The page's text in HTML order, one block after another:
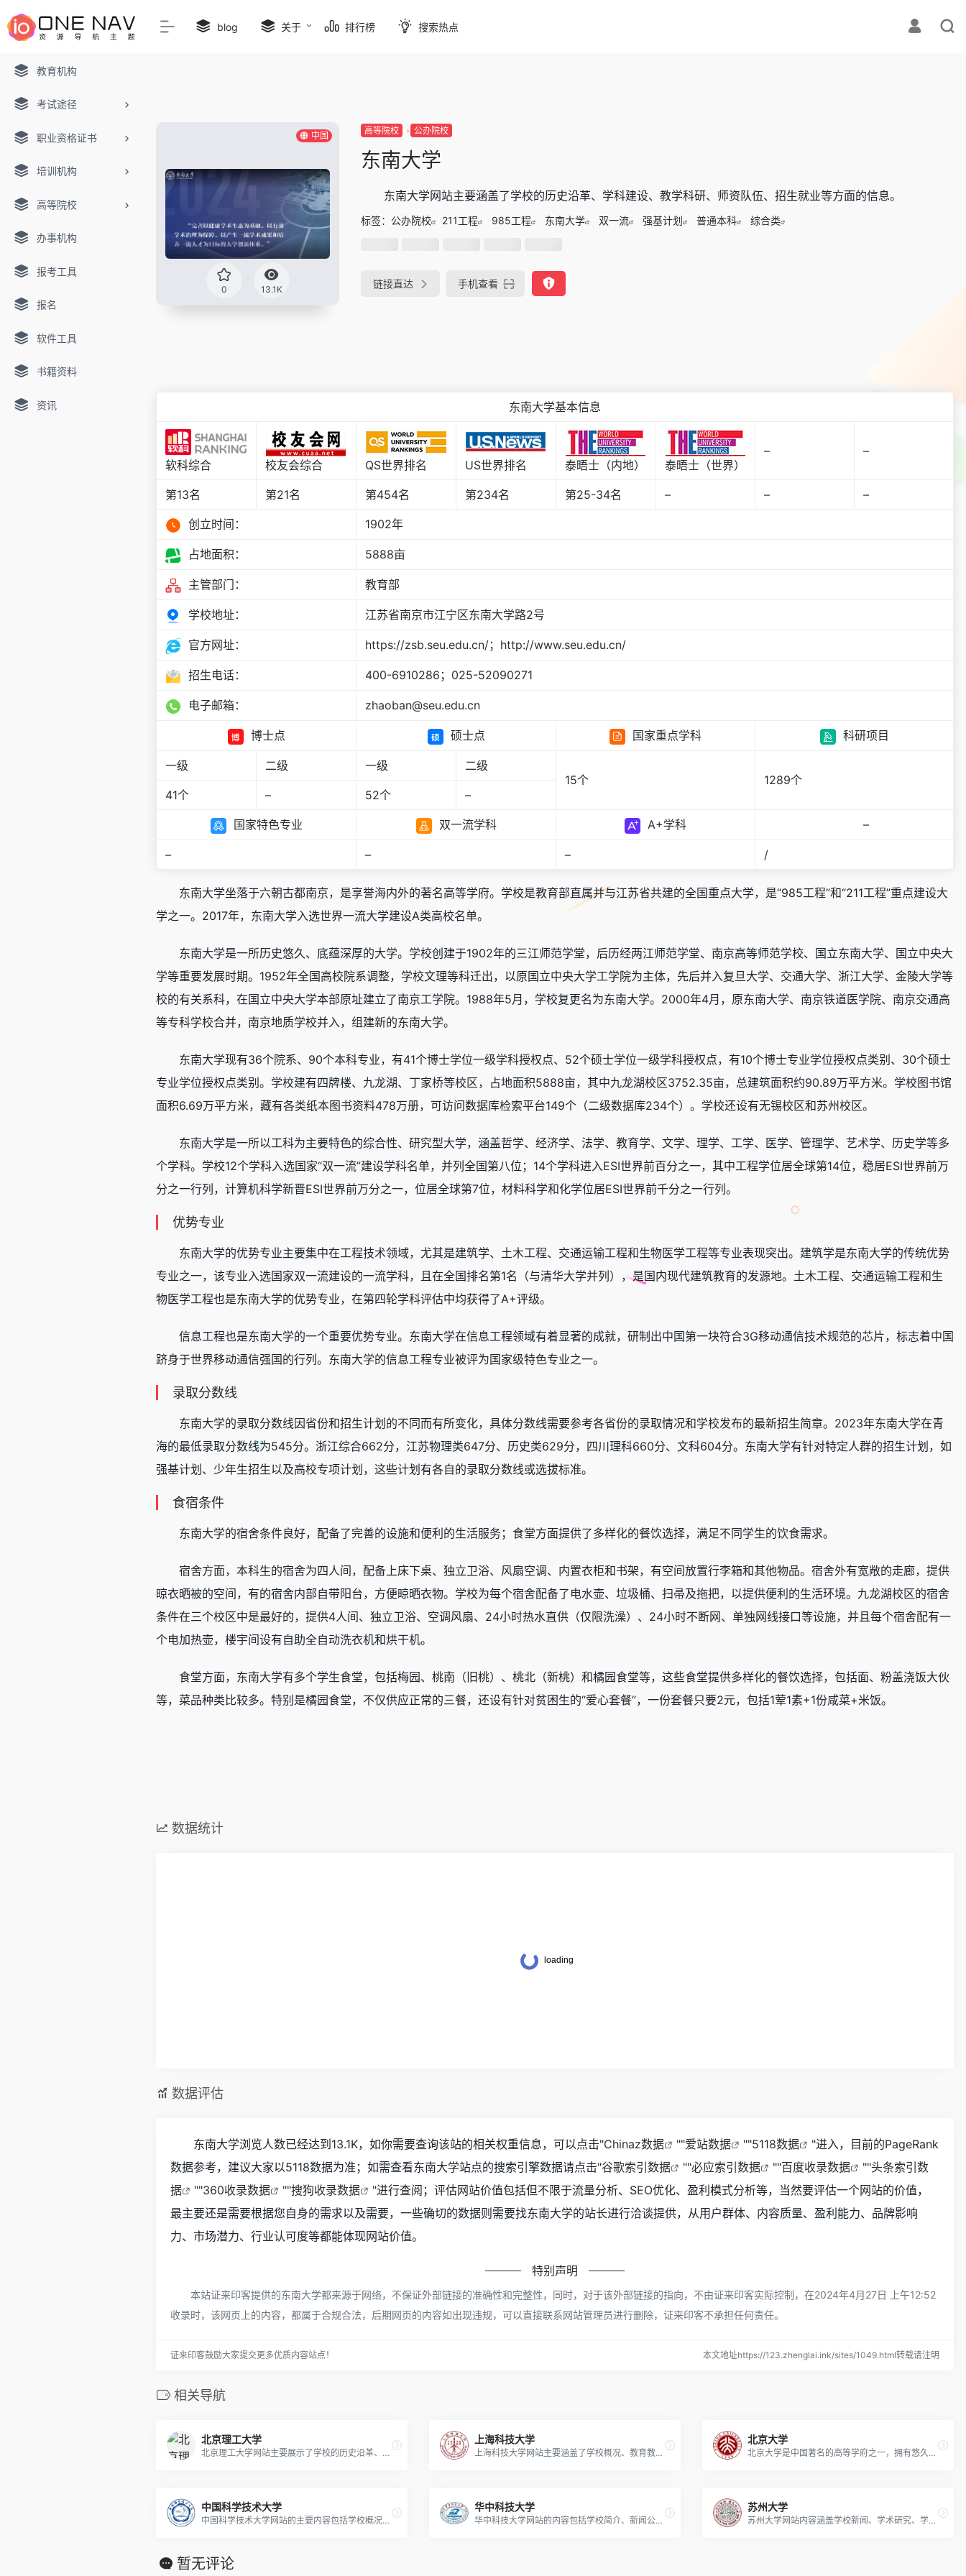
教育机构
考试途径
职业资格证书
培训机构
高等院校
办事机构
报考工具
报名
软件工具
书籍资料
资讯
blog 关于 排行榜 搜索热点
中国
0 13.1K
高等院校 公办院校
东南大学
东南大学网站主要涵盖了学校的历史沿革、学科建设、教学科研、师资队伍、招生就业等方面的信息。
标签： 公办院校 211工程 985工程 东南大学 双一流 强基计划 普通本科 综合类
链接直达 手机查看
东南大学基本信息
软科综合 校友会综合 QS世界排名 US世界排名 泰晤士（内地） 泰晤士（世界）
– –
第13名 第21名 第454名 第234名 第25-34名 – – –
创立时间： 1902年
占地面积： 5888亩
主管部门： 教育部
学校地址： 江苏省南京市江宁区东南大学路2号
官方网址： https://zsb.seu.edu.cn/；http://www.seu.edu.cn/
招生电话： 400-6910286；025-52090271
电子邮箱： zhaoban@seu.edu.cn
博士点 硕士点 国家重点学科 科研项目
一级 二级 一级
二级
15个
1289个
41个
– 52个 –
国家特色专业 双一流学科 A+学科 –
– – – /
东南大学坐落于六朝古都南京，是享誉海内外的著名高等学府。学校是教育部直属并与江苏省共建的全国重点大学，是“985工程”和“211工程”重点建设大
学之一。2017年，东南大学入选世界一流大学建设A类高校名单。
东南大学是一所历史悠久、底蕴深厚的大学。学校创建于1902年的三江师范学堂，后历经两江师范学堂、南京高等师范学校、国立东南大学、国立中央大
学等重要发展时期。1952年全国高校院系调整，学校文理等科迁出，以原国立中央大学工学院为主体，先后并入复旦大学、交通大学、浙江大学、金陵大学等
校的有关系科，在国立中央大学本部原址建立了南京工学院。1988年5月，学校复更名为东南大学。2000年4月，原东南大学、南京铁道医学院、南京交通高
等专科学校合并，南京地质学校并入，组建新的东南大学。
东南大学现有36个院系、90个本科专业，有41个博士学位一级学科授权点、52个硕士学位一级学科授权点，有10个博士专业学位授权点类别、30个硕士
专业学位授权点类别。学校建有四牌楼、九龙湖、丁家桥等校区，占地面积5888亩，其中九龙湖校区3752.35亩，总建筑面积约90.89万平方米。学校图书馆
面积6.69万平方米，藏有各类纸本图书资料478万册，可访问数据库检索平台149个（二级数据库234个）。学校还设有无锡校区和苏州校区。
东南大学是一所以工科为主要特色的综合性、研究型大学，涵盖哲学、经济学、法学、教育学、文学、理学、工学、医学、管理学、艺术学、历史学等多
个学科。学校12个学科入选国家“双一流”建设学科名单，并列全国第八位；14个学科进入ESI世界前百分之一，其中工程学位居全球第14位，稳居ESI世界前万
分之一行列，计算机科学新晋ESI世界前万分之一，位居全球第7位，材料科学和化学位居ESI世界前千分之一行列。
优势专业
东南大学的优势专业主要集中在工程技术领域，尤其是建筑学、土木工程、交通运输工程和生物医学工程等专业表现突出。建筑学是东南大学的传统优势
专业之一，该专业入选国家双一流建设的一流学科，且在全国排名第1名（与清华大学并列），是国内现代建筑教育的发源地。土木工程、交通运输工程和生
物医学工程也是东南大学的优势专业，在第四轮学科评估中均获得了A+评级。
信息工程也是东南大学的一个重要优势专业。东南大学在信息工程领域有着显著的成就，研制出中国第一块符合3G移动通信技术规范的芯片，标志着中国
跻身于世界移动通信强国的行列。东南大学的信息工程专业被评为国家级特色专业之一。
录取分数线
东南大学的录取分数线因省份和招生计划的不同而有所变化，具体分数线需要参考各省份的录取情况和学校发布的最新招生简章。2023年东南大学在青
海的最低录取分数线为545分。浙江综合662分，江苏物理类647分、历史类629分，四川理科660分、文科604分。东南大学有针对特定人群的招生计划，如
强基计划、少年生招生以及高校专项计划，这些计划有各自的录取分数线或选拔标准。
食宿条件
东南大学的宿舍条件良好，配备了完善的设施和便利的生活服务；食堂方面提供了多样化的餐饮选择，满足不同学生的饮食需求。
宿舍方面，本科生的宿舍为四人间，配备上床下桌、独立卫浴、风扇空调、内置衣柜和书架，有空间放置行李箱和其他物品。宿舍外有宽敞的走廊，提供
晾衣晒被的空间，有的宿舍内部自带阳台，方便晾晒衣物。学校为每个宿舍配备了电水壶、垃圾桶、扫帚及拖把，以提供便利的生活环境。九龙湖校区的宿舍
条件在三个校区中是最好的，提供4人间、独立卫浴、空调风扇、24小时热水直供（仅限洗澡）、24小时不断网、单独网线接口等设施，并且每个宿舍配有一
个电加热壶，楼宇间设有自助全自动洗衣机和烘干机。
食堂方面，东南大学有多个学生食堂，包括梅园、桃南（旧桃）、桃北（新桃）和橘园食堂等，这些食堂提供多样化的餐饮选择，包括面、粉盖浇饭大伙
等，菜品种类比较多。特别是橘园食堂，不仅供应正常的三餐，还设有针对贫困生的“爱心套餐”，一份套餐只要2元，包括1荤1素+1份咸菜+米饭。
数据统计
数据评估
东南大学浏览人数已经达到13.1K，如你需要查询该站的相关权重信息，可以点击"Chinaz数据 ""爱站数据 ""5118数据
"进入，目前的PageRank
数据参考，建议大家以5118数据为准；如需查看东南大学站点的搜索引擎数据请点击"谷歌索引数据 ""必应索引数据 ""百度收录数据 ""头条索引数
据
""360收录数据 ""搜狗收录数据
"进行查阅；评估网站价值包括但不限于流量分析、SEO优化、盈利模式分析等，当然要评估一个网站的价值，
最主要还是需要根据您自身的需求以及需要，一些确切的数据则需要找东南大学的站长进行洽谈提供，从用户群体、内容质量、盈利能力、品牌影响
力、市场潜力、行业认可度等都能体现网站价值。
特别声明
本站证来印客提供的东南大学都来源于网络，不保证外部链接的准确性和完整性，同时，对于该外部链接的指向，不由证来印客实际控制，在2024年4月27日 上午12:52
收录时，该网页上的内容，都属于合规合法，后期网页的内容如出现违规，可以直接联系网站管理员进行删除，证来印客不承担任何责任。
证来印客鼓励大家提交更多优质内容站点！ 本文地址https://123.zhenglai.ink/sites/1049.html转载请注明
相关导航
北京理工大学
北京理工大学网站主要展示了学校的历史沿革、学科建设、师资力量、科研成果、招生信息等全面内容。
上海科技大学
上海科技大学网站主要涵盖了学校概况、教育教学、科研创新、师资队伍、招生就业等方面的信息。
北京大学
北京大学是中国著名的高等学府之一，拥有悠久的历史和卓越的学术声誉。通过访问该网站，你可以获取关于北京大学的各种信息，如学校的历史、学术项目、研究成果、校园生活、招生信息等。
中国科学技术大学
中国科学技术大学网站的主要内容包括学校概况、组织机构、师资队伍、学科建设、科学研究、人才培养、社会服务、国际交流等。
华中科技大学
华中科技大学网站的内容包括学校简介、新闻公告、教学科研、学生生活、校园文化等方面。
苏州大学
苏州大学网站内容涵盖学校新闻、学术研究、学生工作、招生信息等方面，展示了学校的最新动态和发展成果。
暂无评论